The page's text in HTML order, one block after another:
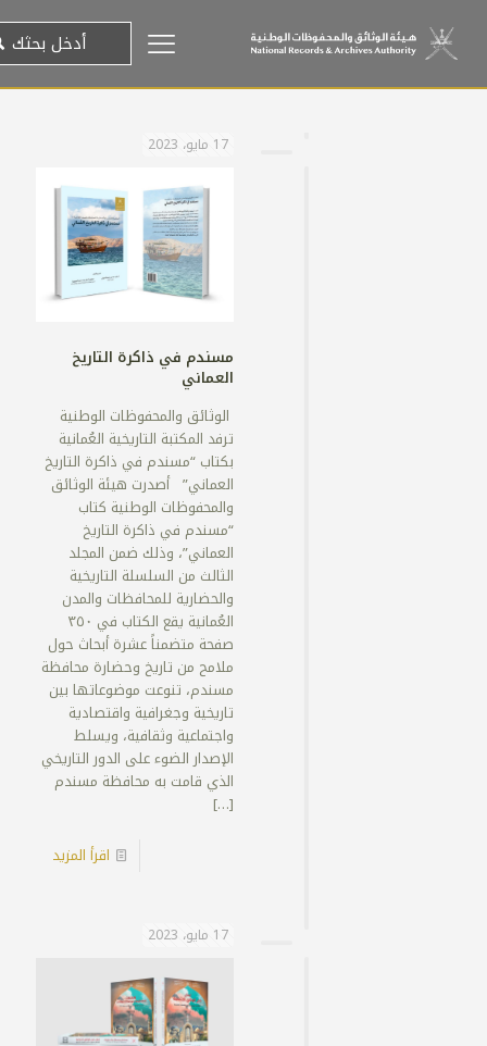
17 مايو، 2023
مسندم في ذاكرة التاريخ
العماني
الوثائق والمحفوظات الوطنية
ترفد المكتبة التاريخية العُمانية
بكتاب “مسندم في ذاكرة التاريخ
العماني” أصدرت هيئة الوثائق
والمحفوظات الوطنية كتاب
“مسندم في ذاكرة التاريخ
العماني”، وذلك ضمن المجلد
الثالث من السلسلة التاريخية
والحضارية للمحافظات والمدن
العُمانية يقع الكتاب في ٣٥٠
صفحة متضمناً عشرة أبحاث حول
ملامح من تاريخ وحضارة محافظة
مسندم، تنوعت موضوعاتها بين
تاريخية وجغرافية واقتصادية
واجتماعية وثقافية، ويسلط
الإصدار الضوء على الدور التاريخي
الذي قامت به محافظة مسندم
[…]
اقرأ المزيد
17 مايو، 2023